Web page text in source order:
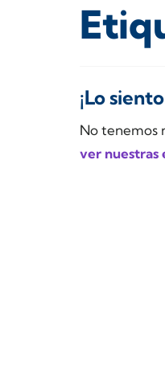
¡Lo
No tenemos
ver nuestras